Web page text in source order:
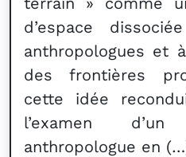
d’espace
anthropologues et
des frontières
cette idée
l’examen
anthropologue en